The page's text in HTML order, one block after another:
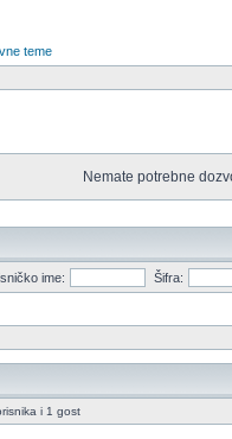
teme
Nemate potrebne
ime: Šifra:
i 1 gost